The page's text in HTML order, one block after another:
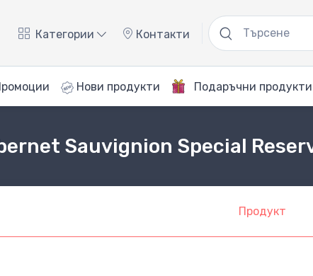
Категории Контакти
Нови продукти Подаръчни продукти
Sauvignion Special
Продукт